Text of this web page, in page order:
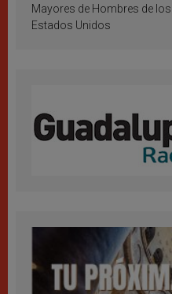
Mayores de Hombres de los
Estados Unidos